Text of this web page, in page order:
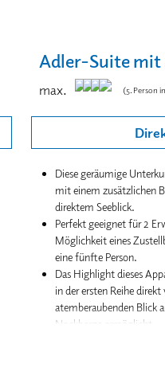
Adler-Suite mit
max. (5. Person
Diese geräumige
mit einem zusätzlichen
direktem Seeblick.
Perfekt geeignet für 2
Möglichkeit eines
eine fünfte Person.
Das Highlight dieses
in der ersten Reihe direkt
atemberaubenden Blick
Nockberge ermöglicht.